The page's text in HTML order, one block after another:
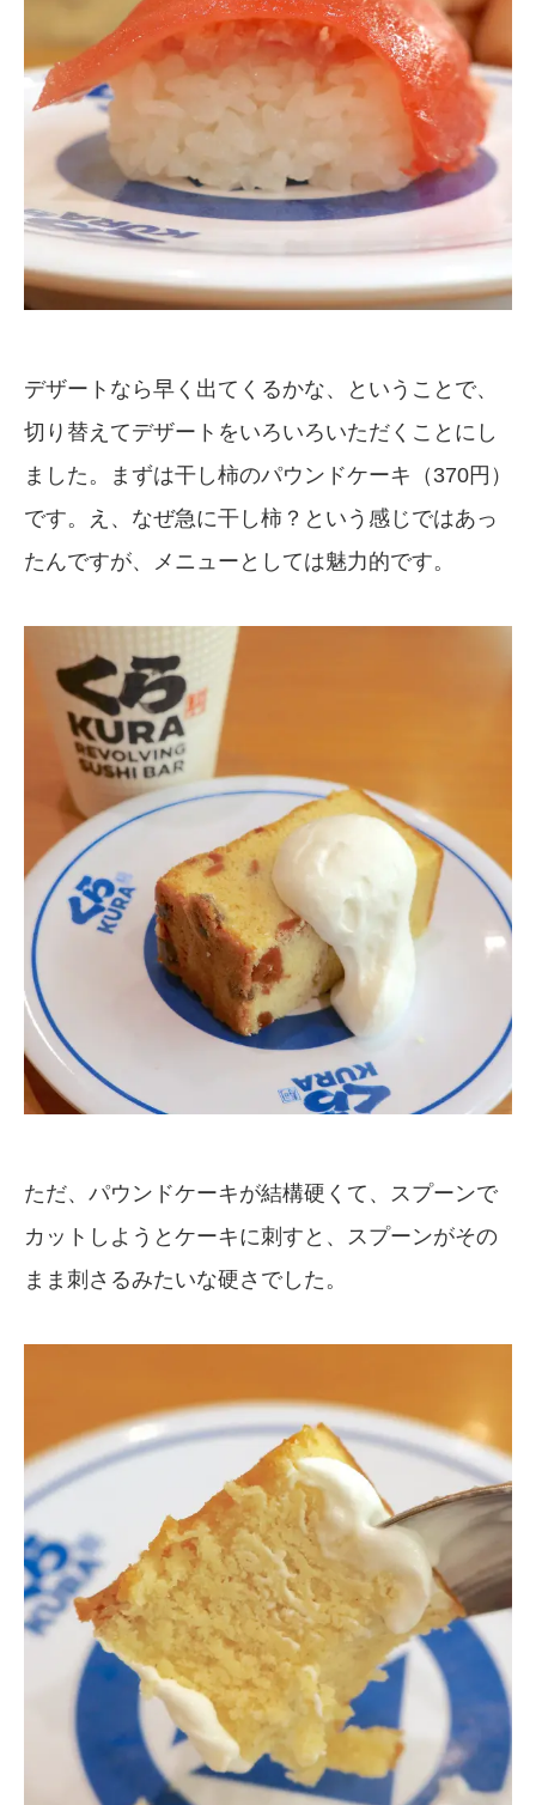
デザートなら早く出てくるかな、ということで、
切り替えてデザートをいろいろいただくことにし
ました。まずは干し柿のパウンドケーキ（370円）
です。え、なぜ急に干し柿？という感じではあっ
たんですが、メニューとしては魅力的です。
ただ、パウンドケーキが結構硬くて、スプーンで
カットしようとケーキに刺すと、スプーンがその
まま刺さるみたいな硬さでした。